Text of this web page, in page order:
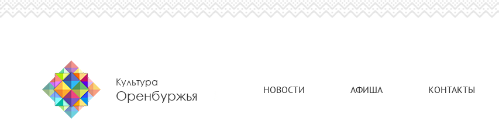
Культура
Оренбуржья НОВОСТИ АФИША КОНТАКТЫ